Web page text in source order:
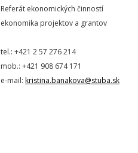
Referát ekonomických činností
ekonomika projektov a grantov
tel.: +421 2 57 276 214
mob.: +421 908 674 171
e-mail: kristina.banakova@stuba.sk